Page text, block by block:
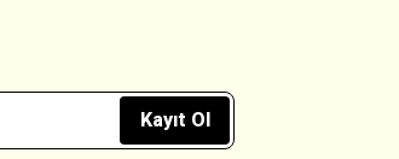
Kayıt Ol